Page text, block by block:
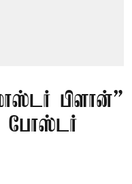
பிளான்”
போஸ்டர்